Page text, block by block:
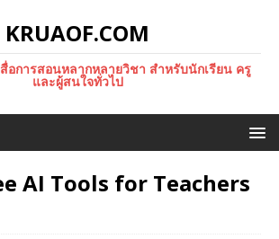
KRUAOF.COM
อการสอนหลากหลายวิชา สำหรับนักเรียน ครู
และผู้สนใจทั่วไป
AI Tools for Teachers